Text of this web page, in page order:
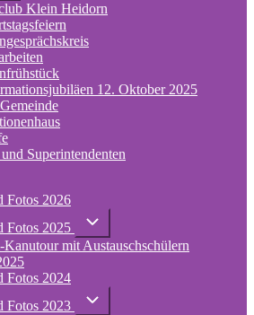
tab)
Klein Heidorn
12. Oktober 2025
new
Superintendenten
Fotos 2026
Fotos 2025
Unternavigation
Berichte
mit Austauschschülern
Fotos 2024
Fotos 2023
Unternavigation